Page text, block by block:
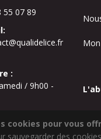
cookies pour vous
sauvegarder des
55 07 89
:
/ 9h00 -